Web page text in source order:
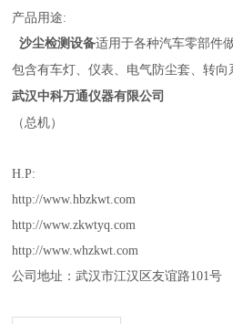
产品用途:
沙尘检测设备适用于各种汽车零部件
包含有车灯、仪表、电气防尘套、转向
武汉中科万通仪器有限公司
（总机）
H.P:
http://www.hbzkwt.com
http://www.zkwtyq.com
http://www.whzkwt.com
公司地址：武汉市江汉区友谊路101号